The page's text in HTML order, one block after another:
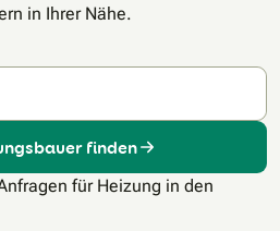
in Ihrer Nähe.
finden
für Heizung in den